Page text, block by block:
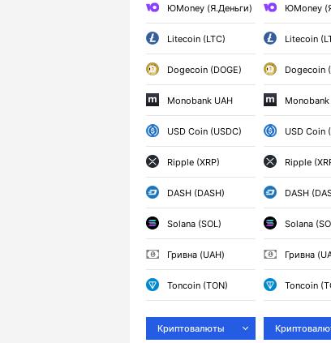
ЮMoney (Я.Деньги)
Litecoin (LTC)
Dogecoin (DOGE)
Monobank UAH
USD Coin (USDC)
Ripple (XRP)
DASH (DASH)
Solana (SOL)
Гривна (UAH)
Toncoin (TON)
Криптовалюты
ЮMoney
Litecoin
Dogecoin
Monobank
USD Coin
Ripple
DASH
Solana
Гривна
Toncoin